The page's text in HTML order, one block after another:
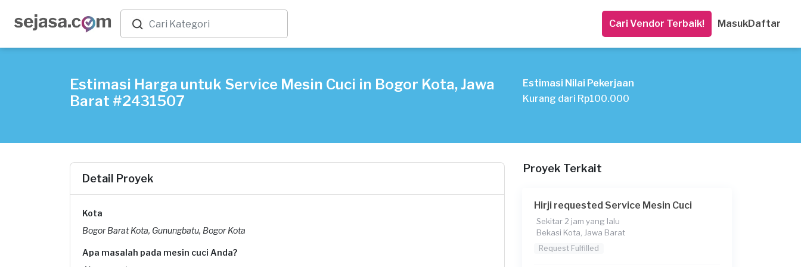
Cari Vendor Terbaik! MasukDaftar
Estimasi Harga untuk Service Mesin Cuci in Bogor Kota, Jawa
Barat #2431507
Estimasi Nilai Pekerjaan
Kurang dari Rp100.000
Detail Proyek
Kota
Bogor Barat Kota, Gunungbatu, Bogor Kota
Apa masalah pada mesin cuci Anda?
Proyek Terkait
Hirji requested Service Mesin Cuci
Sekitar 2 jam yang lalu
Bekasi Kota, Jawa Barat
Request Fulfilled